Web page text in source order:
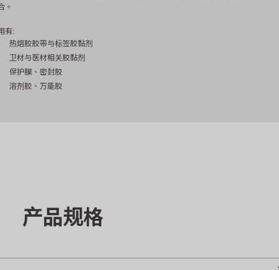
。
有:
热熔胶胶带与标签胶黏剂
卫材与医材相关胶黏剂
保护膜、密封胶
溶剂胶、万能胶
产品规格